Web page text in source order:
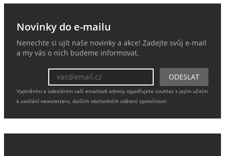
Novinky do e-mailu
Nenechte si ujít naše novinky a akce! Zadejte svůj e-mail
a my vás o nich budeme informovat.
Vyplněním a odesláním vaší emailové adresy vyjadřujete souhlas s jejím užitím
k zasílání newsletteru, dalších obchodních sdělení společnosti